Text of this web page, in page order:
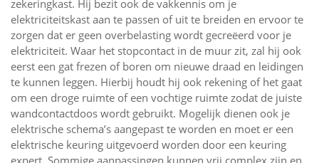
zekeringkast. Hij bezit ook de vakkennis om je
elektriciteitskast aan te passen of uit te breiden en ervoor te
zorgen dat er geen overbelasting wordt gecreëerd voor je
elektriciteit. Waar het stopcontact in de muur zit, zal hij ook
eerst een gat frezen of boren om nieuwe draad en leidingen
te kunnen leggen. Hierbij houdt hij ook rekening of het gaat
om een droge ruimte of een vochtige ruimte zodat de juiste
wandcontactdoos wordt gebruikt. Mogelijk dienen ook je
elektrische schema’s aangepast te worden en moet er een
elektrische keuring uitgevoerd worden door een keuring
expert. Sommige aanpassingen kunnen vrij complex zijn en